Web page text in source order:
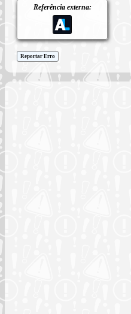
Referência externa:
Reportar Erro